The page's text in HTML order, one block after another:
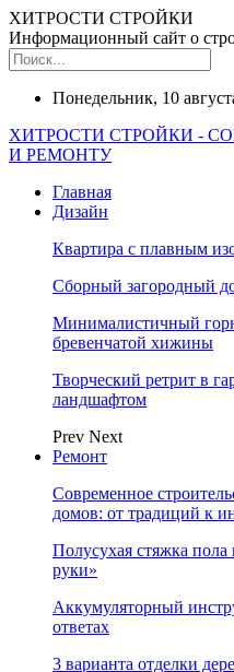
ХИТРОСТИ СТРОЙКИ
Информационный сайт о
Понедельник, 10
ХИТРОСТИ СТРОЙКИ -
И РЕМОНТУ
Главная
Дизайн
Квартира с плавным
Сборный загородный
Минималистичный
бревенчатой хижины
Творческий ретрит в
ландшафтом
Prev Next
Ремонт
Современное
домов: от традиций к
Полусухая стяжка
руки»
Аккумуляторный
ответах
3 варианта отделки